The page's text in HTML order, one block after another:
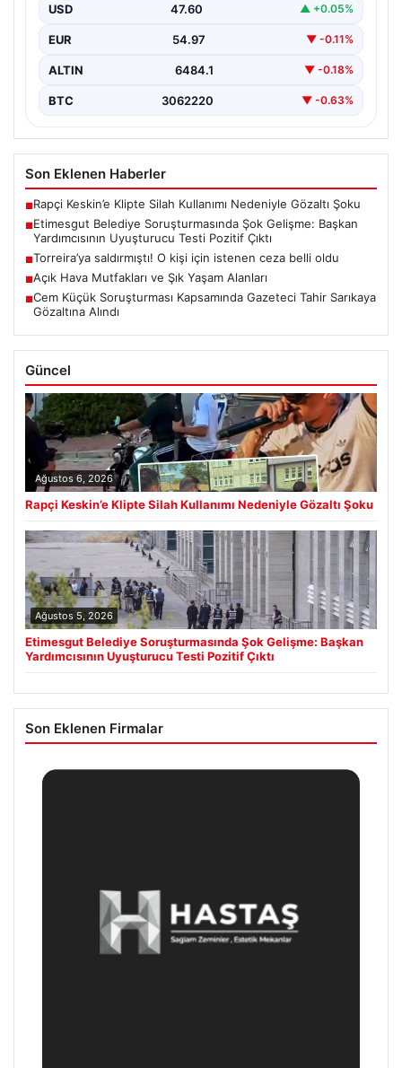
Etimesgut Belediyesi’nde yürütülen kapsamlı
Belediye Başkan Yardımcısı…
USD 47.60 ▲ +0.05%
EUR 54.97 ▼ -0.11%
ALTIN 6484.1 ▼ -0.18%
BTC 3062220 ▼ -0.63%
Son Eklenen Haberler
■Rapçi Keskin’e Klipte Silah Kullanımı Nedeniyle Gözaltı Şoku
■Etimesgut Belediye Soruşturmasında Şok Gelişme: Başkan
Yardımcısının Uyuşturucu Testi Pozitif Çıktı
■Torreira’ya saldırmıştı! O kişi için istenen ceza belli oldu
■Açık Hava Mutfakları ve Şık Yaşam Alanları
■Cem Küçük Soruşturması Kapsamında Gazeteci Tahir Sarıkaya
Gözaltına Alındı
Güncel
Ağustos 6, 2026
Rapçi Keskin’e Klipte Silah Kullanımı Nedeniyle Gözaltı Şoku
Ağustos 5, 2026
Etimesgut Belediye Soruşturmasında Şok Gelişme: Başkan
Yardımcısının Uyuşturucu Testi Pozitif Çıktı
Son Eklenen Firmalar